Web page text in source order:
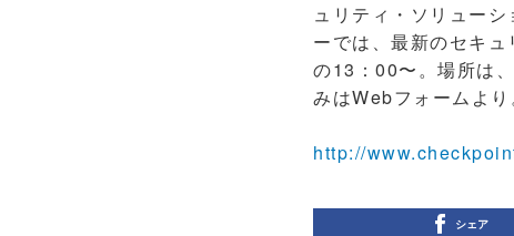
ュリティ・ソリュー
ーでは、最新のセキ
の13：00〜。場所は
みはWebフォームより
http://
シェア